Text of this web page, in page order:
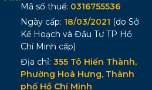
Mã số thuế: 0316755536
Ngày cấp: 18/03/2021 (do Sở
Kế Hoạch và Đầu Tư TP Hồ
Chí Minh cấp)
Địa chỉ: 355 Tô Hiến Thành,
Phường Hoà Hưng, Thành
phố Hồ Chí Minh